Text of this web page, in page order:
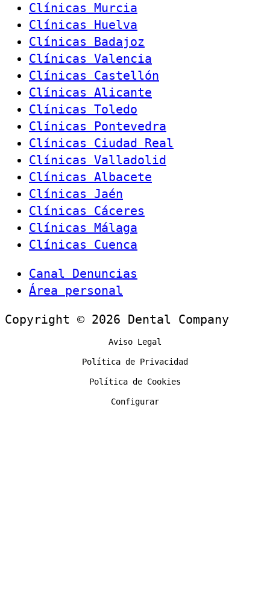
Clínicas Murcia
Clínicas Huelva
Clínicas Badajoz
Clínicas Valencia
Clínicas Castellón
Clínicas Alicante
Clínicas Toledo
Clínicas Pontevedra
Clínicas Ciudad Real
Clínicas Valladolid
Clínicas Albacete
Clínicas Jaén
Clínicas Cáceres
Clínicas Málaga
Clínicas Cuenca
Canal Denuncias
Área personal
Copyright © 2026 Dental Company
Aviso Legal
Política de Privacidad
Política de Cookies
Configurar